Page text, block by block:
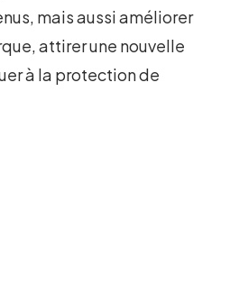
mais aussi améliorer
attirer une nouvelle
à la protection de